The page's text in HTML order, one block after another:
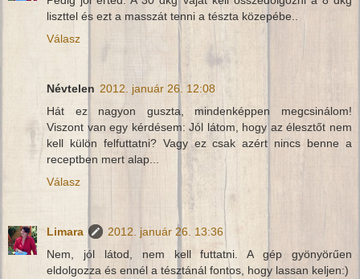
liszttel és ezt a masszát tenni a tészta közepébe..
Válasz
Névtelen 2012. január 26. 12:08
Hát ez nagyon guszta, mindenképpen megcsinálom!
Viszont van egy kérdésem: Jól látom, hogy az élesztőt nem
kell külön felfuttatni? Vagy ez csak azért nincs benne a
receptben mert alap...
Válasz
Limara
2012. január 26. 13:36
Nem, jól látod, nem kell futtatni. A gép gyönyörűen
eldolgozza és ennél a tésztánál fontos, hogy lassan keljen:)